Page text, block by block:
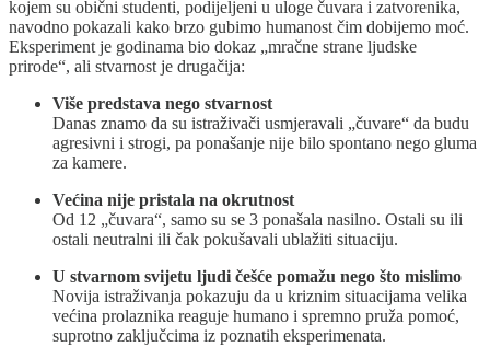
kojem su obični studenti, podijeljeni u uloge čuvara i zatvorenika,
navodno pokazali kako brzo gubimo humanost čim dobijemo moć.
Eksperiment je godinama bio dokaz „mračne strane ljudske
prirode“, ali stvarnost je drugačija:
Više predstava nego stvarnost
Danas znamo da su istraživači usmjeravali „čuvare“ da budu
agresivni i strogi, pa ponašanje nije bilo spontano nego gluma
za kamere.
Većina nije pristala na okrutnost
Od 12 „čuvara“, samo su se 3 ponašala nasilno. Ostali su ili
ostali neutralni ili čak pokušavali ublažiti situaciju.
U stvarnom svijetu ljudi češće pomažu nego što mislimo
Novija istraživanja pokazuju da u kriznim situacijama velika
većina prolaznika reaguje humano i spremno pruža pomoć,
suprotno zaključcima iz poznatih eksperimenata.